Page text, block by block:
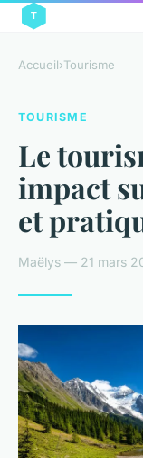
Accueil›Tourisme
TOURISME
Le
impact
et
Maëlys — 21 mars